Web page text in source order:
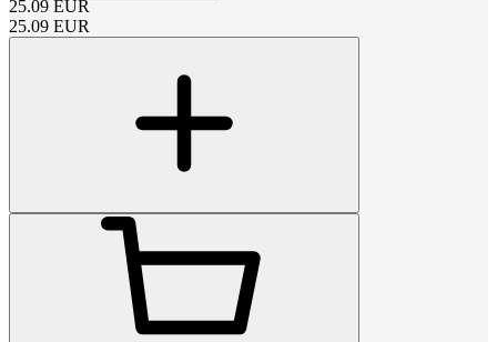
25.09 EUR
25.09 EUR